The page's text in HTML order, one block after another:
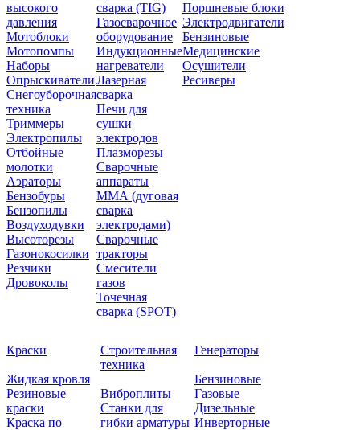
высокого
давления
Мотоблоки
Мотопомпы
Наборы
Опрыскиватели
Снегоуборочная
техника
Триммеры
Электропилы
Отбойные
молотки
Аэраторы
Бензобуры
Бензопилы
Воздуходувки
Высоторезы
Газонокосилки
Резчики
Дровоколы
сварка (TIG)
Газосварочное
оборудование
Индукционные
нагреватели
Лазерная
сварка
Печи для
сушки
электродов
Плазморезы
Сварочные
аппараты
ММА (дуговая
сварка
электродами)
Сварочные
тракторы
Смесители
газов
Точечная
сварка (SPOT)
Поршневые блоки
Электродвигатели
Бензиновые
Медицинские
Осушители
Ресиверы
Краски
Жидкая кровля
Резиновые
краски
Краска по
Строительная
техника
Виброплиты
Станки для
гибки арматуры
Генераторы
Бензиновые
Газовые
Дизельные
Инверторные